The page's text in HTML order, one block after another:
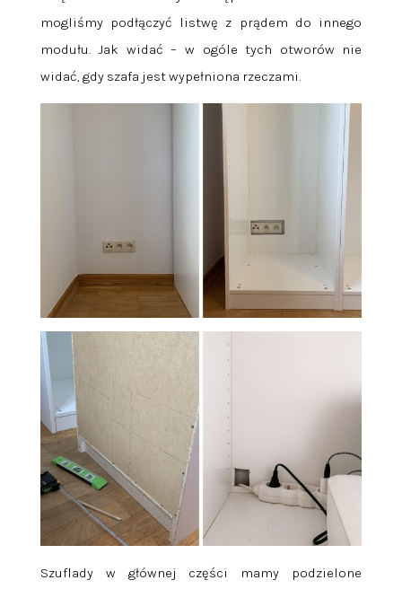
mogliśmy podłączyć listwę z prądem do innego
modułu. Jak widać – w ogóle tych otworów nie
widać, gdy szafa jest wypełniona rzeczami.
Szuflady w głównej części mamy podzielone